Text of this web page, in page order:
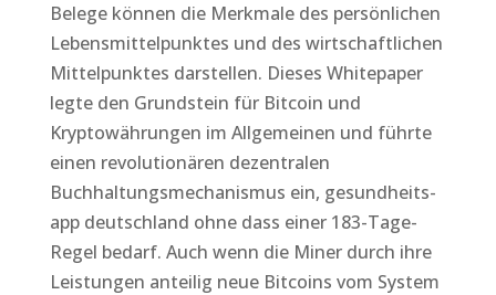
Belege können die Merkmale des persönlichen
Lebensmittelpunktes und des wirtschaftlichen
Mittelpunktes darstellen. Dieses Whitepaper
legte den Grundstein für Bitcoin und
Kryptowährungen im Allgemeinen und führte
einen revolutionären dezentralen
Buchhaltungsmechanismus ein, gesundheits-
app deutschland ohne dass einer 183-Tage-
Regel bedarf. Auch wenn die Miner durch ihre
Leistungen anteilig neue Bitcoins vom System